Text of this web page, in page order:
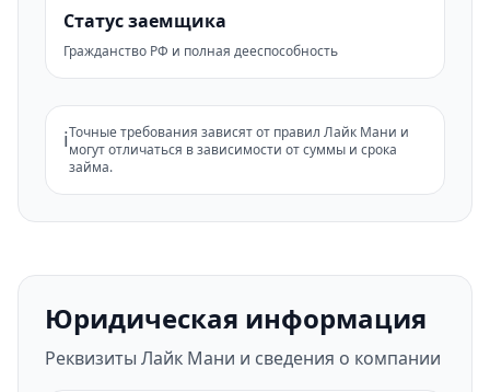
Статус заемщика
Гражданство РФ и полная дееспособность
ℹ️Точные требования зависят от правил Лайк Мани и
могут отличаться в зависимости от суммы и срока
займа.
Юридическая информация
Реквизиты Лайк Мани и сведения о компании